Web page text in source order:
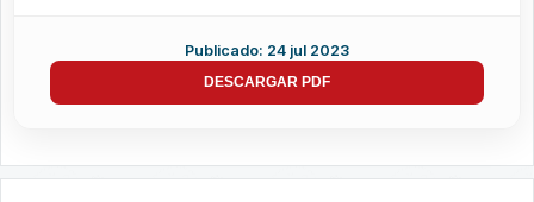
Publicado: 24 jul 2023
DESCARGAR PDF